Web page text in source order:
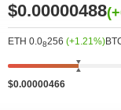
$0.00000488
ETH 0.08256 (+1.21%)
$0.00000466